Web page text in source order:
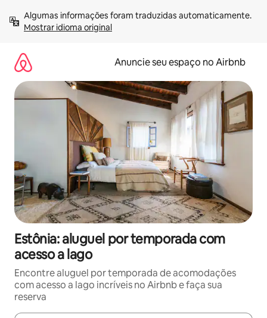
para
Mostrar idioma original
Anuncie seu espaço no Airbnb
Estônia: aluguel por temporada com
acesso a lago
Encontre aluguel por temporada de acomodações
com acesso a lago incríveis no Airbnb e faça sua
reserva